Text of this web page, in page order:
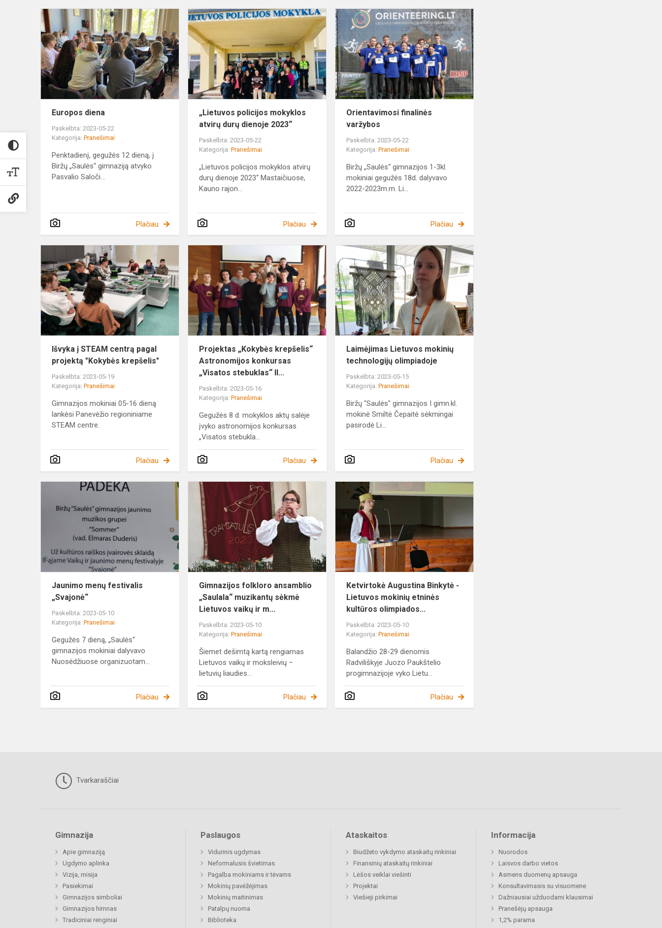
Europos
diena
Europos diena
Paskelbta: 2023-05-22
Kategorija: Pranešimai
Penktadienį, gegužės 12 dieną, į
Biržų „Saulės“ gimnaziją atvyko
Pasvalio Saloči...
Plačiau
„Lietuvos
policijos
mokyklos
atvirų
durų
dienoje
2023“
„Lietuvos policijos mokyklos
atvirų durų dienoje 2023“
Paskelbta: 2023-05-22
Kategorija:Pranešimai
„Lietuvos policijos mokyklos atvirų
durų dienoje 2023“ Mastaičiuose,
Kauno rajon...
Plačiau
Orientavimosi
finalinės
varžybos
Orientavimosi finalinės
varžybos
Paskelbta: 2023-05-22
Kategorija:Pranešimai
Biržų „Saulės“ gimnazijos 1-3kl.
mokiniai gegužės 18d. dalyvavo
2022-2023m.m. Li...
Plačiau
STEAM
centrą
projektą
"Kokybės
krepšelis"
Išvyka į STEAM centrą pagal
projektą "Kokybės krepšelis"
Paskelbta: 2023-05-19
Kategorija: Pranešimai
Gimnazijos mokiniai 05-16 dieną
lankėsi Panevėžio regioniniame
STEAM centre.
Plačiau
Projektas
„Kokybės
krepšelis“
Astronomijos
konkursas
„Visat...
Projektas „Kokybės krepšelis“
Astronomijos konkursas
„Visatos stebuklas“ II...
Paskelbta: 2023-05-16
Kategorija:Pranešimai
Gegužės 8 d. mokyklos aktų salėje
įvyko astronomijos konkursas
„Visatos stebukla...
Plačiau
Laimėjimas
technologijų
olimpiadoje
Laimėjimas Lietuvos mokinių
technologijų olimpiadoje
Paskelbta: 2023-05-15
Kategorija:Pranešimai
Biržų "Saulės" gimnazijos I gimn.kl.
mokinė Smiltė Čepaitė sėkmingai
pasirodė Li...
Plačiau
Jaunimo
festivalis
„Svajonė“
Jaunimo menų festivalis
„Svajonė“
Paskelbta: 2023-05-10
Kategorija: Pranešimai
Gegužės 7 dieną, „Saulės“
gimnazijos mokiniai dalyvavo
Nuosėdžiuose organizuotam...
Plačiau
Gimnazijos
folkloro
ansamblio
„Saulala“
muzikantų
sėkmė
Lie...
Gimnazijos folkloro ansamblio
„Saulala“ muzikantų sėkmė
Lietuvos vaikų ir m...
Paskelbta: 2023-05-10
Kategorija:Pranešimai
Šiemet dešimtą kartą rengiamas
Lietuvos vaikų ir moksleivių –
lietuvių liaudies...
Plačiau
Ketvirtokė
Augustina
mokinių
kul...
Ketvirtokė Augustina Binkytė -
Lietuvos mokinių etninės
kultūros olimpiados...
Paskelbta: 2023-05-10
Kategorija:Pranešimai
Balandžio 28-29 dienomis
Radviliškyje Juozo Paukštelio
progimnazijoje vyko Lietu...
Plačiau
Tvarkaraščiai
Gimnazija
Apie gimnaziją
Ugdymo aplinka
Vizija, misija
Pasiekimai
Gimnazijos simboliai
Gimnazijos himnas
Tradiciniai renginiai
Paslaugos
Vidurinis ugdymas
Neformalusis švietimas
Pagalba mokiniams ir tėvams
Mokinių pavėžėjimas
Mokinių maitinimas
Patalpų nuoma
Biblioteka
Ataskaitos
Biudžeto vykdymo ataskaitų rinkiniai
Finansinių ataskaitų rinkiniai
Lėšos veiklai viešinti
Projektai
Viešieji pirkimai
Informacija
Nuorodos
Laisvos darbo vietos
Asmens duomenų apsauga
Konsultavimasis su visuomene
Dažniausiai užduodami klausimai
Pranešėjų apsauga
1,2% parama